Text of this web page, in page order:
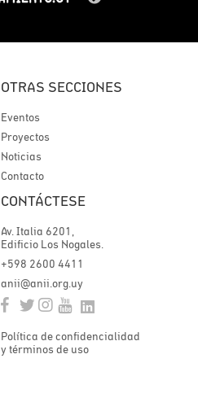
OTRAS SECCIONES
Eventos
Proyectos
Noticias
Contacto
CONTÁCTESE
Av. Italia 6201,
Edificio Los Nogales.
+598 2600 4411
anii@anii.org.uy
Política de confidencialidad
y términos de uso